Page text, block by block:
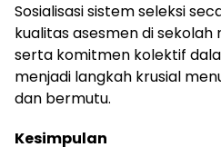
Sosialisasi sistem seleksi
kualitas asesmen di
serta komitmen kolektif
menjadi langkah krusial
dan bermutu.
Kesimpulan